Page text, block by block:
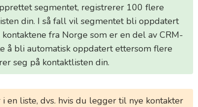
segmentet, registrerer 100 flere
din. I så fall vil segmentet bli oppdatert
fra Norge som er en del av CRM-
å bli automatisk oppdatert ettersom flere
seg på kontaktlisten din.
en liste, dvs. hvis du legger til nye kontakter